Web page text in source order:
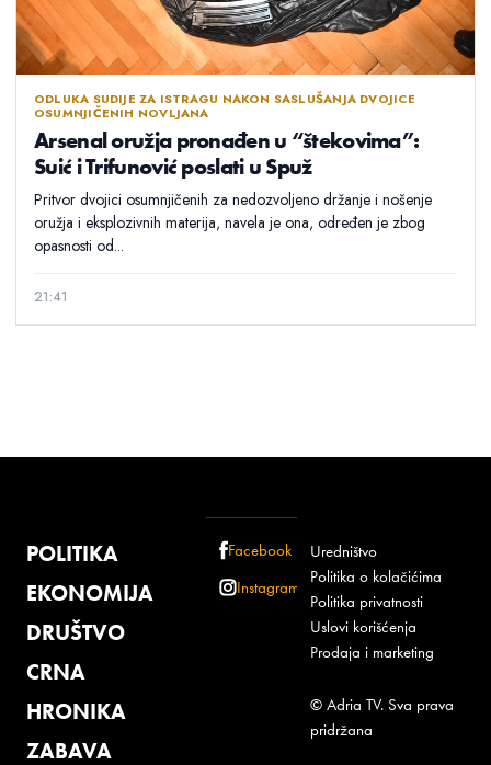
ODLUKA SUDIJE ZA ISTRAGU NAKON SASLUŠANJA DVOJICE
OSUMNJIČENIH NOVLJANA
Arsenal oružja pronađen u “štekovima”:
Suić i Trifunović poslati u Spuž
Pritvor dvojici osumnjičenih za nedozvoljeno držanje i nošenje
oružja i eksplozivnih materija, navela je ona, određen je zbog
opasnosti od...
21:41
POLITIKA
EKONOMIJA
DRUŠTVO
CRNA
HRONIKA
ZABAVA
Facebook
Instagram
Uredništvo
Politika o kolačićima
Politika privatnosti
Uslovi korišćenja
Prodaja i marketing
© Adria TV. Sva prava
pridržana